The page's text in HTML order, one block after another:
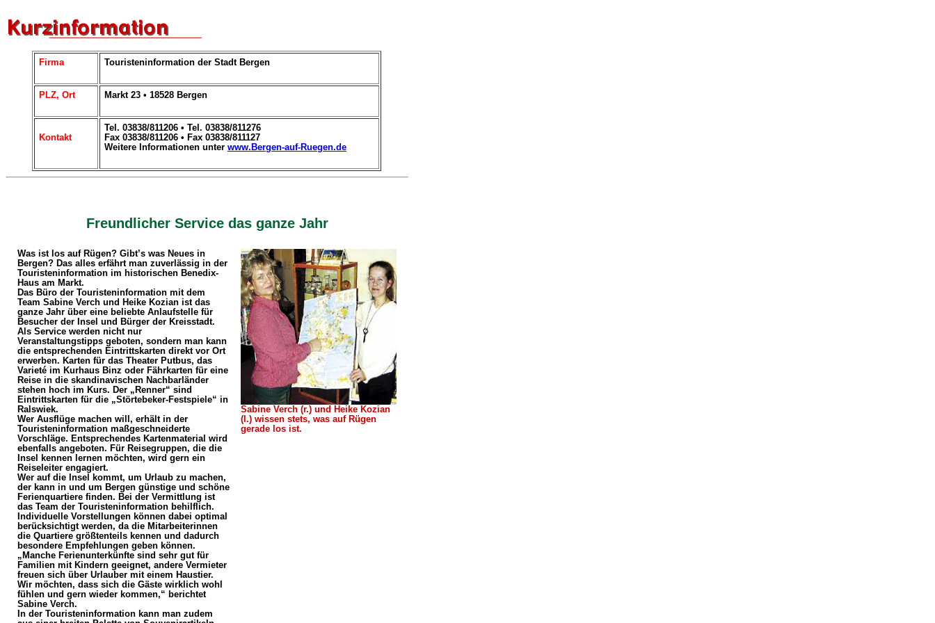
Firma Touristeninformation der Stadt Bergen
PLZ, Ort Markt 23 • 18528 Bergen
Kontakt
Tel. 03838/811206 • Tel. 03838/811276
Fax 03838/811206 • Fax 03838/811127
Weitere Informationen unter www.Bergen-auf-Ruegen.de
Freundlicher Service das ganze Jahr
Was ist los auf Rügen? Gibt’s was Neues in
Bergen? Das alles erfährt man zuverlässig in der
Touristeninformation im historischen Benedix-
Haus am Markt.
Das Büro der Touristeninformation mit dem
Team Sabine Verch und Heike Kozian ist das
ganze Jahr über eine beliebte Anlaufstelle für
Besucher der Insel und Bürger der Kreisstadt.
Als Service werden nicht nur
Veranstaltungstipps geboten, sondern man kann
die entsprechenden Eintrittskarten direkt vor Ort
erwerben. Karten für das Theater Putbus, das
Varieté im Kurhaus Binz oder Fährkarten für eine
Reise in die skandinavischen Nachbarländer
stehen hoch im Kurs. Der „Renner“ sind
Eintrittskarten für die „Störtebeker-Festspiele“ in
Ralswiek.
Wer Ausflüge machen will, erhält in der
Touristeninformation maßgeschneiderte
Vorschläge. Entsprechendes Kartenmaterial wird
ebenfalls angeboten. Für Reisegruppen, die die
Insel kennen lernen möchten, wird gern ein
Reiseleiter engagiert.
Wer auf die Insel kommt, um Urlaub zu machen,
der kann in und um Bergen günstige und schöne
Ferienquartiere finden. Bei der Vermittlung ist
das Team der Touristeninformation behilflich.
Individuelle Vorstellungen können dabei optimal
berücksichtigt werden, da die Mitarbeiterinnen
die Quartiere größtenteils kennen und dadurch
besondere Empfehlungen geben können.
„Manche Ferienunterkünfte sind sehr gut für
Familien mit Kindern geeignet, andere Vermieter
freuen sich über Urlauber mit einem Haustier.
Wir möchten, dass sich die Gäste wirklich wohl
fühlen und gern wieder kommen,“ berichtet
Sabine Verch.
In der Touristeninformation kann man zudem
Sabine Verch (r.) und Heike Kozian
(l.) wissen stets, was auf Rügen
gerade los ist.